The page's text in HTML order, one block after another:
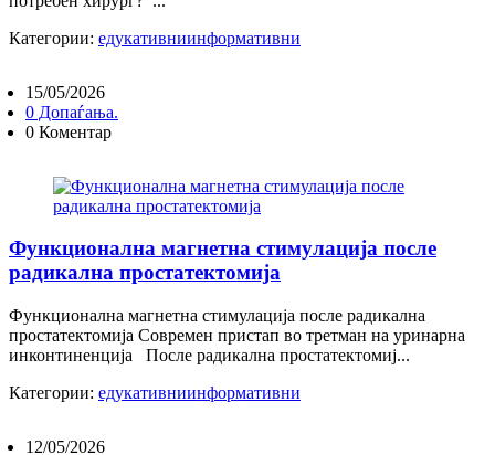
Категории: едукативниинформативни
15/05/2026
0 Допаѓања.
0 Коментар
Функционална магнетна стимулација после
радикална простатектомија
Функционална магнетна стимулација после радикална
простатектомија Современ пристап во третман на уринарна
инконтиненција После радикална простатектомиј...
Категории: едукативниинформативни
12/05/2026